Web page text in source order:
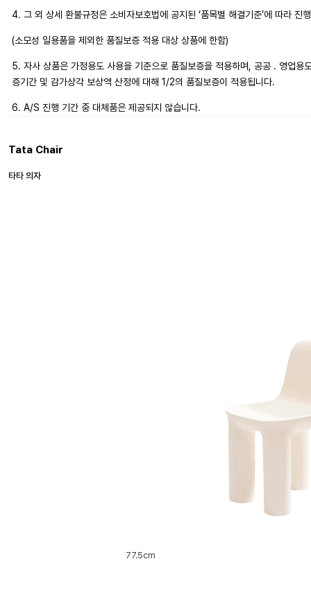
4. 그 외 상세 환불규정은 소비자보호법에 공지된 ‘품목별 해결기준’에 따라 진
(소모성 일용품을 제외한 품질보증 적용 대상 상품에 한함)
5. 자사 상품은 가정용도 사용을 기준으로 품질보증을 적용하며, 공공 . 영업용
증기간 및 감가상각 보상액 산정에 대해 1/2의 품질보증이 적용됩니다.
6. A/S 진행 기간 중 대체품은 제공되지 않습니다.
Tata Chair
타타 의자
77.5cm